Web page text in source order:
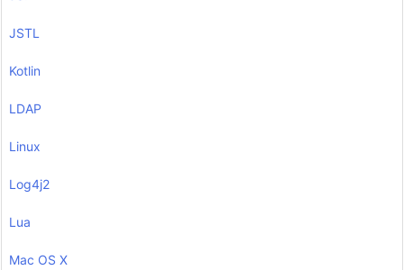
JSTL
Kotlin
LDAP
Linux
Log4j2
Lua
Mac OS X